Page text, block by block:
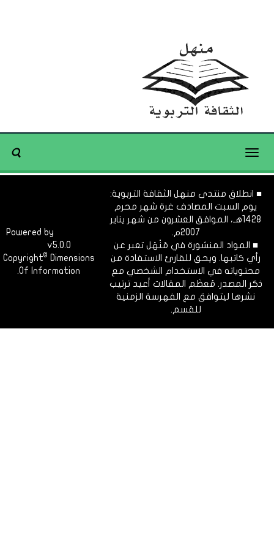
Toggle
■ انطلاق منتدى منهل الثقافة التربوية:
يوم السبت المصادف غرة شهر محرم
1428هـ، الموافق العشرون من شهر يناير
2007م.
■ المواد المنشورة في مَنْهَل تعبر عن
رأي كاتبها. ويحق للقارئ الاستفادة من
محتوياته في الاستخدام الشخصي مع
ذكر المصدر. مُعظَم المقالات أعيد ترتيب
نشرها ليتوافق مع الفهرسة الزمنية
للقسم.
Powered by
v5.0.0
Copyright©
Dimensions
Of Information.